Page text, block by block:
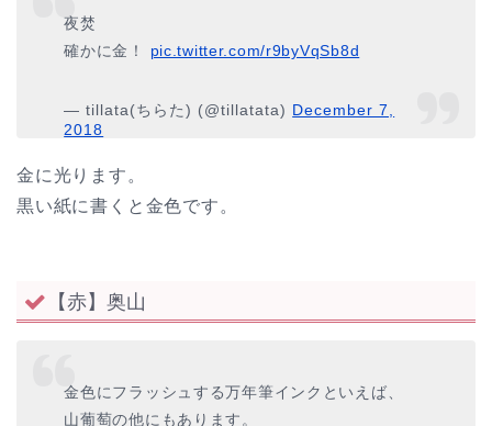
夜焚
確かに金！ pic.twitter.com/r9byVqSb8d
— tillata(ちらた) (@tillatata) December 7,
2018
金に光ります。
黒い紙に書くと金色です。
【赤】奥山
金色にフラッシュする万年筆インクといえば、
山葡萄の他にもあります。